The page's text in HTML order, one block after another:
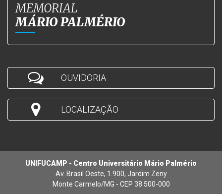
MEMORIAL
MÁRIO PALMÉRIO
OUVIDORIA
LOCALIZAÇÃO
UNIFUCAMP - Centro Universitário Mário Palmério
Av. Brasil Oeste, 1.900, Jardim Zeny
Monte Carmelo/MG - CEP 38.500-000